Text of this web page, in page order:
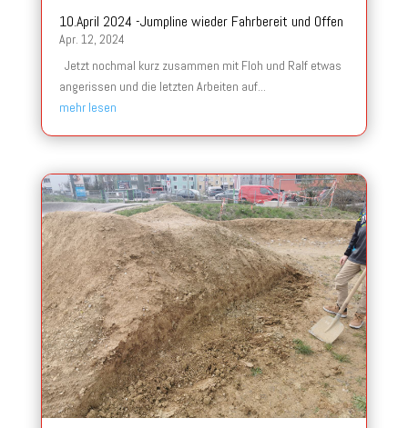
10.April 2024 -Jumpline wieder Fahrbereit und Offen
Apr. 12, 2024
Jetzt nochmal kurz zusammen mit Floh und Ralf etwas
angerissen und die letzten Arbeiten auf...
mehr lesen